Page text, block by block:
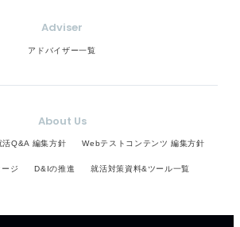
Adviser
アドバイザー一覧
About Us
活Q&A 編集方針 Webテストコンテンツ 編集方針
ジ D&Iの推進 就活対策資料&ツール一覧